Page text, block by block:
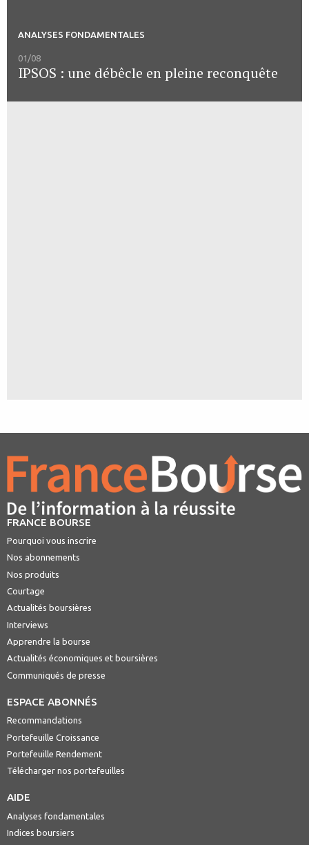
ANALYSES FONDAMENTALES
01/08
IPSOS : une débêcle en pleine reconquête
FRANCE BOURSE
Pourquoi vous inscrire
Nos abonnements
Nos produits
Courtage
Actualités boursières
Interviews
Apprendre la bourse
Actualités économiques et boursières
Communiqués de presse
ESPACE ABONNÉS
Recommandations
Portefeuille Croissance
Portefeuille Rendement
Télécharger nos portefeuilles
AIDE
Analyses fondamentales
Indices boursiers